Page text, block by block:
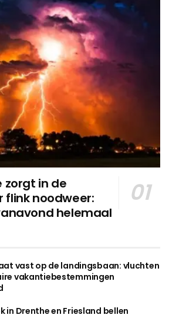
zorgt in de
flink noodweer:
helemaal
vast op de landingsbaan: vluchten
vakantiebestemmingen
in Drenthe en Friesland bellen